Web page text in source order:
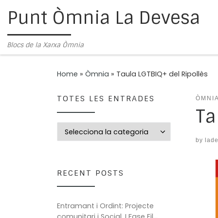
Skip to content
Punt Òmnia La Devesa
Blocs de la Xarxa Òmnia
Home » Òmnia » Taula LGTBIQ+ del Ripollès
by
TOTES LES ENTRADES
RECENT POSTS
Entramant i Ordint: Projecte